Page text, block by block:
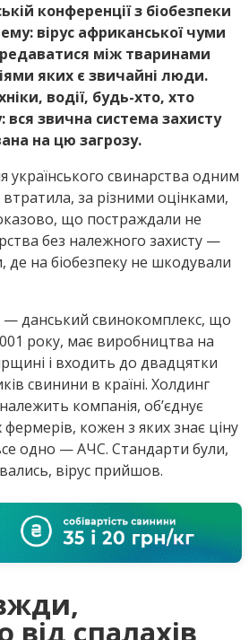
конференції з біобезпеки
вірус африканської чуми
між тваринами
яких є звичайні люди.
водії, будь-хто, хто
звична система захисту
на цю загрозу.
українського свинарства одним
втратила, за різними оцінками,
що постраждали не
без належного захисту —
де на біобезпеку не шкодували
— данський свинокомплекс, що
року, має виробництва на
і входить до двадцятки
свинини в країні. Холдинг
компанія, об’єднує
кожен з яких знає ціну
одно — АЧС. Стандарти були,
вірус прийшов.
спалахів